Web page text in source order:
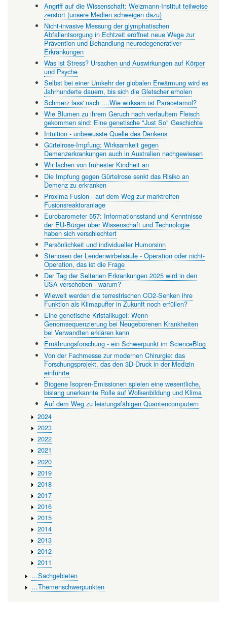
Angriff auf die Wissenschaft: Weizmann-Institut teilweise
zerstört (unsere Medien schweigen dazu)
Nicht-invasive Messung der glymphatischen
Abfallentsorgung in Echtzeit eröffnet neue Wege zur
Prävention und Behandlung neurodegenerativer
Erkrankungen
Was ist Stress? Ursachen und Auswirkungen auf Körper
und Psyche
Selbst bei einer Umkehr der globalen Erwärmung wird es
Jahrhunderte dauern, bis sich die Gletscher erholen
Schmerz lass' nach ....Wie wirksam ist Paracetamol?
Wie Blumen zu ihrem Geruch nach verfaultem Fleisch
gekommen sind: Eine genetische "Just So" Geschichte
Intuition - unbewusste Quelle des Denkens
Gürtelrose-Impfung: Wirksamkeit gegen
Demenzerkrankungen auch in Australien nachgewiesen
Wir lachen von frühester Kindheit an
Die Impfung gegen Gürtelrose senkt das Risiko an
Demenz zu erkranken
Proxima Fusion - auf dem Weg zur marktreifen
Fusionsreaktoranlage
Eurobarometer 557: Informationsstand und Kenntnisse
der EU-Bürger über Wissenschaft und Technologie
haben sich verschlechtert
Persönlichkeit und individueller Humorsinn
Stenosen der Lendenwirbelsäule - Operation oder nicht-
Operation, das ist die Frage
Der Tag der Seltenen Erkrankungen 2025 wird in den
USA verschoben - warum?
Wieweit werden die terrestrischen CO2-Senken ihre
Funktion als Klimapuffer in Zukunft noch erfüllen?
Eine genetische Kristallkugel: Wenn
Genomsequenzierung bei Neugeborenen Krankheiten
bei Verwandten erklären kann
Ernährungsforschung - ein Schwerpunkt im ScienceBlog
Von der Fachmesse zur modernen Chirurgie: das
Forschungsprojekt, das den 3D-Druck in der Medizin
einführte
Biogene Isopren-Emissionen spielen eine wesentliche,
bislang unerkannte Rolle auf Wolkenbildung und Klima
Auf dem Weg zu leistungsfähigen Quantencomputern
2024
2023
2022
2021
2020
2019
2018
2017
2016
2015
2014
2013
2012
2011
…Sachgebieten
…Themenschwerpunkten